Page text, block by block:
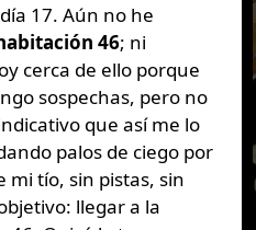
46; ni
cerca de ello porque
sospechas, pero no
que así me lo
palos de ciego por
mi tío, sin pistas, sin
llegar a la